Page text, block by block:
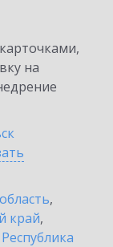
на
,
край,
Республика